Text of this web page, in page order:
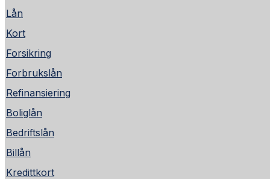
Lån
Kort
Forsikring
Forbrukslån
Refinansiering
Boliglån
Bedriftslån
Billån
Kredittkort